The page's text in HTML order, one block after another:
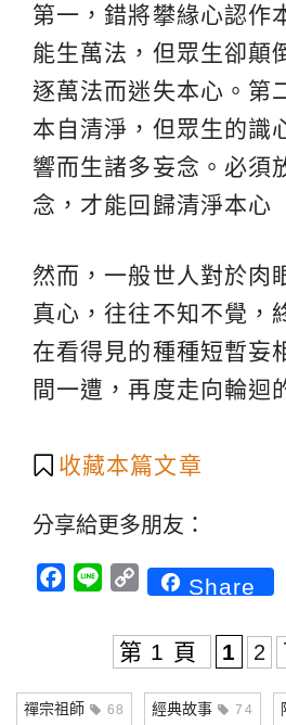
第一，錯將攀緣心認作
能生萬法，但眾生卻顛
逐萬法而迷失本心。第
本自清淨，但眾生的識
響而生諸多妄念。必須
念，才能回歸清淨本心
然而，一般世人對於肉
真心，往往不知不覺，
在看得見的種種短暫妄
間一遭，再度走向輪迴
收藏本篇文章
分享給更多朋友：
Facebook
Line CopyShare
第 1 頁 1 2
禪宗祖師 68 經典故事 74